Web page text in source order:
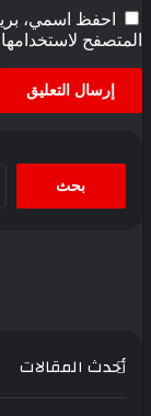
احفظ اسمي، بريدي
لاستخدامها
أحدث المقالات